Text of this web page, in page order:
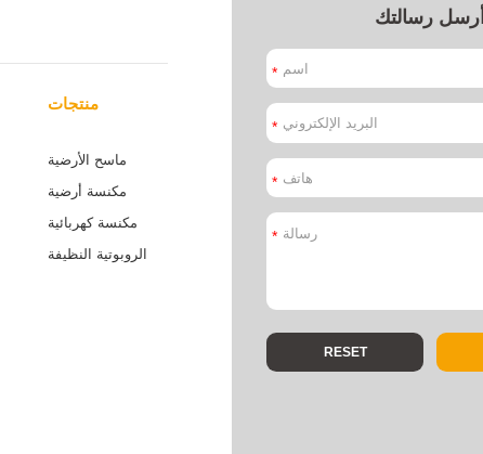
منتجات
ماسح الأرضية
مكنسة أرضية
مكنسة كهربائية
الروبوتية النظيفة
أرسل رسالتك
*
*
*
*